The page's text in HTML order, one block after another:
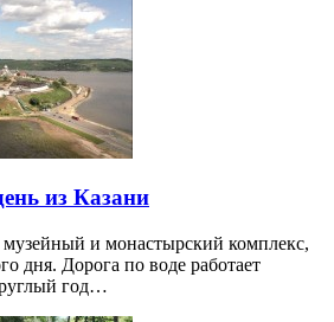
из Казани
и монастырский комплекс,
дня. Дорога по воде работает
год…